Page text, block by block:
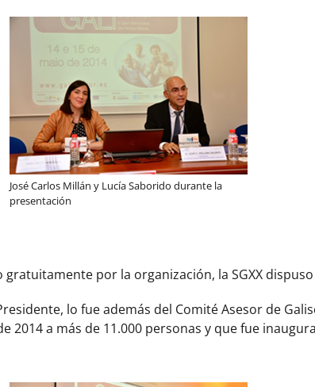
José Carlos Millán y Lucía Saborido durante la
presentación
por la organización, la SGXX
lo fue además del Comité Asesor de
2014 a más de 11.000 personas y que fue